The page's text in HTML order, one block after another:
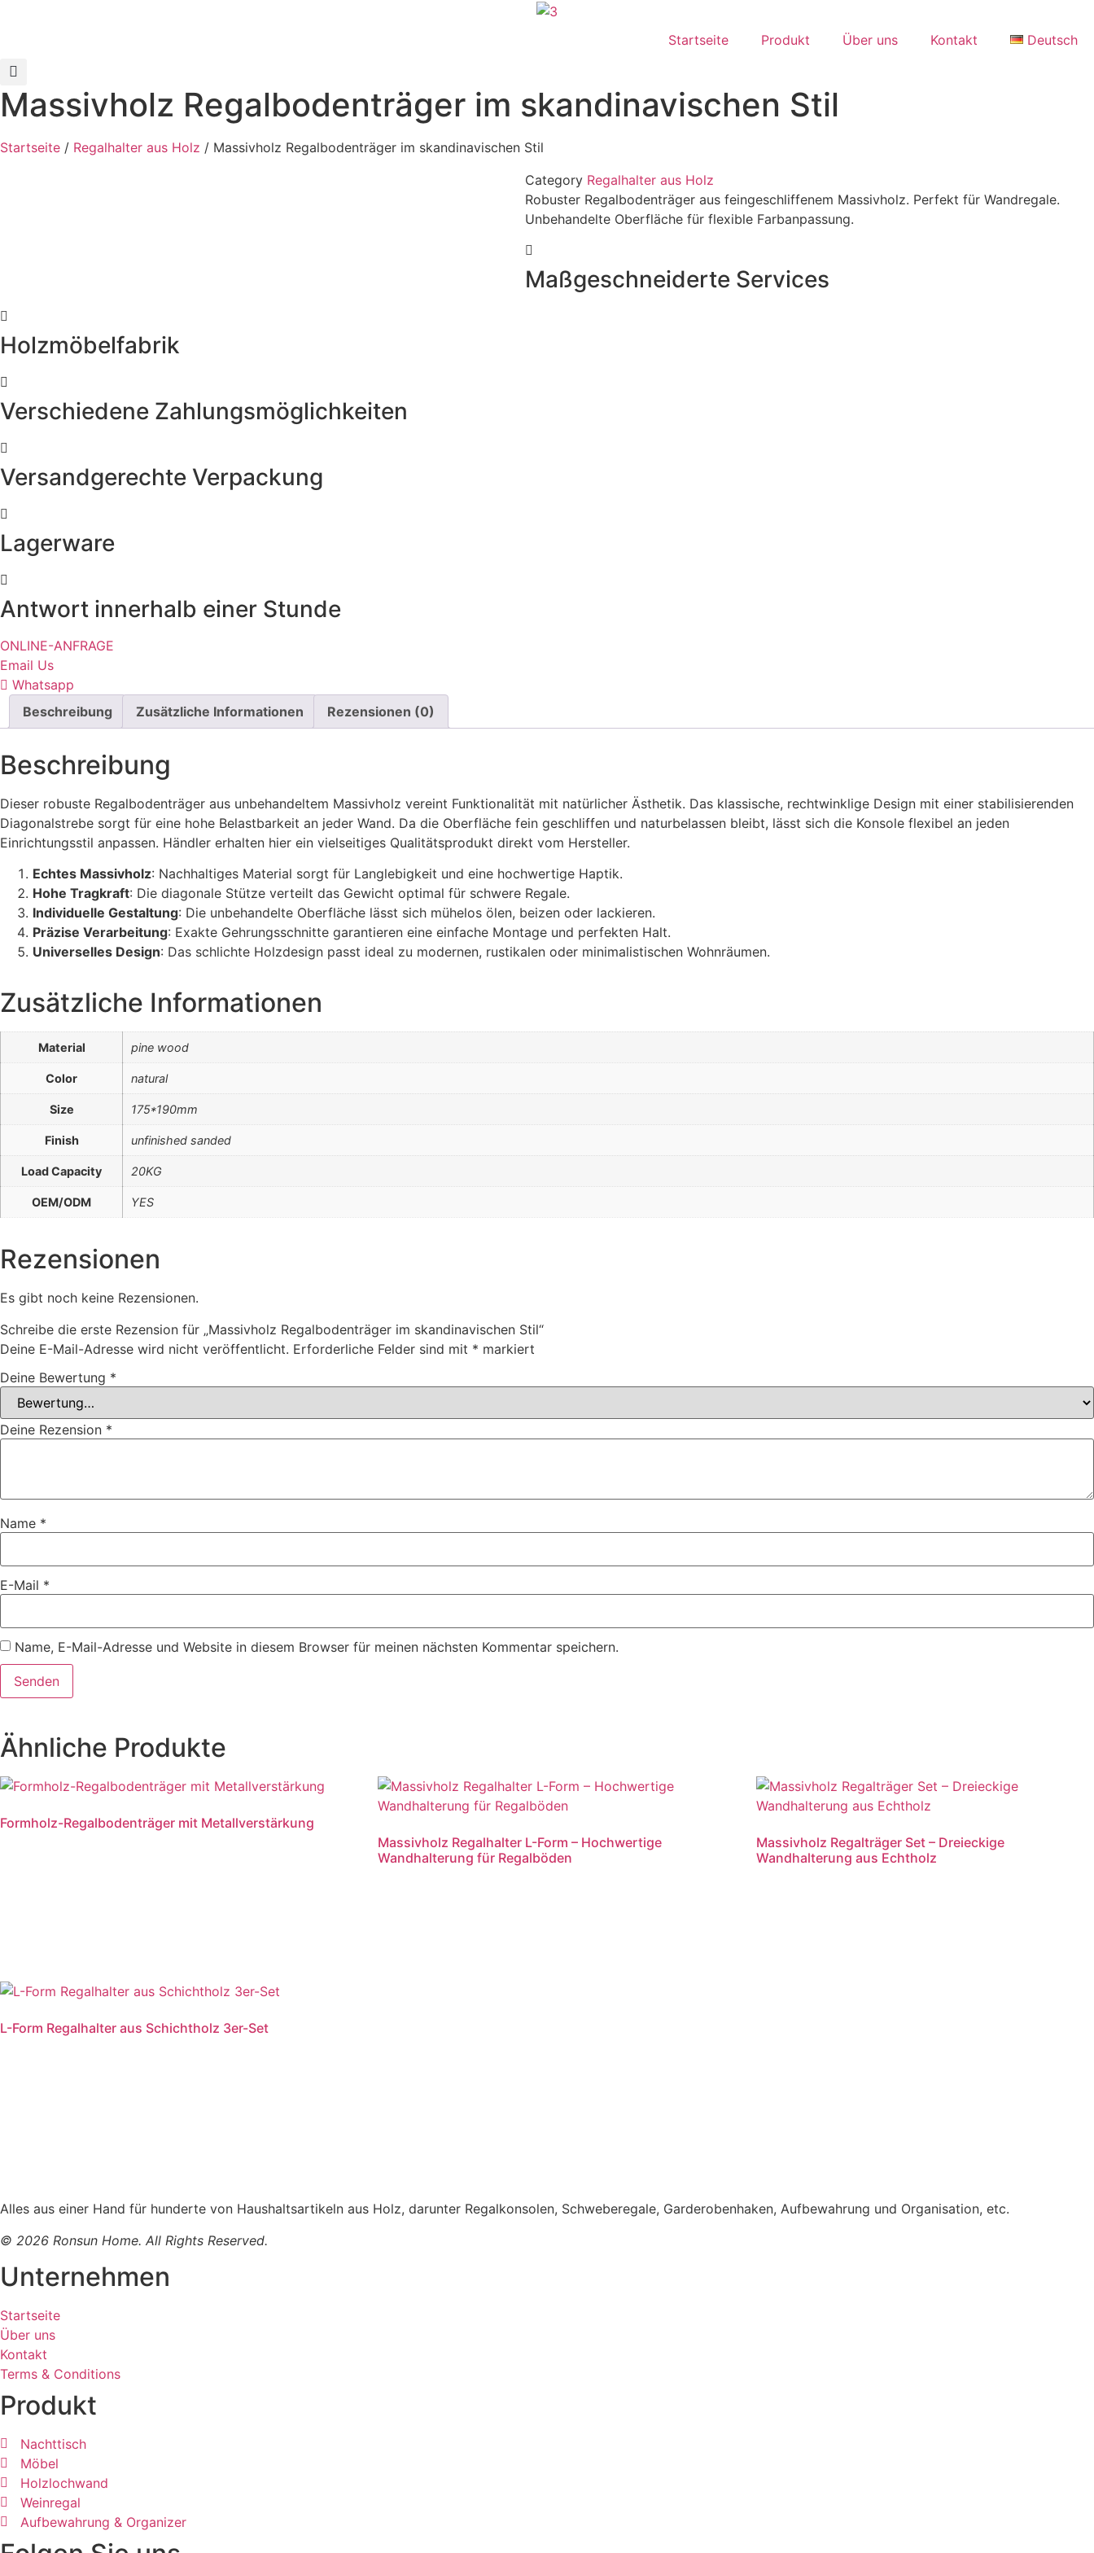
Startseite Produkt Über uns Kontakt Deutsch
Massivholz Regalbodenträger im skandinavischen Stil
Startseite / Regalhalter aus Holz / Massivholz Regalbodenträger im skandinavischen Stil
Category Regalhalter aus Holz
Robuster Regalbodenträger aus feingeschliffenem Massivholz. Perfekt für Wandregale.
Unbehandelte Oberfläche für flexible Farbanpassung.
Maßgeschneiderte Services
Holzmöbelfabrik
Verschiedene Zahlungsmöglichkeiten
Versandgerechte Verpackung
Lagerware
Antwort innerhalb einer Stunde
ONLINE-ANFRAGE
Email Us
Whatsapp
Beschreibung
Zusätzliche Informationen Rezensionen (0)
Beschreibung
Dieser robuste Regalbodenträger aus unbehandeltem Massivholz vereint Funktionalität mit natürlicher Ästhetik. Das klassische, rechtwinklige Design mit einer stabilisierenden
Diagonalstrebe sorgt für eine hohe Belastbarkeit an jeder Wand. Da die Oberfläche fein geschliffen und naturbelassen bleibt, lässt sich die Konsole flexibel an jeden
Einrichtungsstil anpassen. Händler erhalten hier ein vielseitiges Qualitätsprodukt direkt vom Hersteller.
Echtes Massivholz: Nachhaltiges Material sorgt für Langlebigkeit und eine hochwertige Haptik.
Hohe Tragkraft: Die diagonale Stütze verteilt das Gewicht optimal für schwere Regale.
Individuelle Gestaltung: Die unbehandelte Oberfläche lässt sich mühelos ölen, beizen oder lackieren.
Präzise Verarbeitung: Exakte Gehrungsschnitte garantieren eine einfache Montage und perfekten Halt.
Universelles Design: Das schlichte Holzdesign passt ideal zu modernen, rustikalen oder minimalistischen Wohnräumen.
Zusätzliche Informationen
Material pine wood
Color natural
Size 175*190mm
Finish unfinished sanded
Load Capacity 20KG
OEM/ODM YES
Rezensionen
Es gibt noch keine Rezensionen.
Schreibe die erste Rezension für „Massivholz Regalbodenträger im skandinavischen Stil“
Deine E-Mail-Adresse wird nicht veröffentlicht. Erforderliche Felder sind mit * markiert
Deine Bewertung *
Deine Rezension *
Name *
E-Mail *
Name, E-Mail-Adresse und Website in diesem Browser für meinen nächsten Kommentar speichern.
Ähnliche Produkte
Formholz-Regalbodenträger mit Metallverstärkung
Massivholz Regalhalter L-Form – Hochwertige
Wandhalterung für Regalböden
Massivholz Regalträger Set – Dreieckige
Wandhalterung aus Echtholz
L-Form Regalhalter aus Schichtholz 3er-Set
Alles aus einer Hand für hunderte von Haushaltsartikeln aus Holz, darunter Regalkonsolen, Schweberegale, Garderobenhaken, Aufbewahrung und Organisation, etc.
© 2026 Ronsun Home. All Rights Reserved.
Unternehmen
Startseite
Über uns
Kontakt
Terms & Conditions
Produkt
Nachttisch
Möbel
Holzlochwand
Weinregal
Aufbewahrung & Organizer